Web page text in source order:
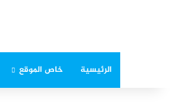
الرئيسية خاص الموقع